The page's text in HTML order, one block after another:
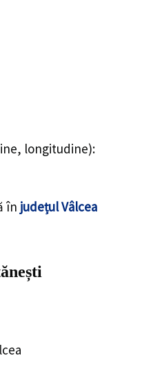
longitudine):
în județul Vâlcea